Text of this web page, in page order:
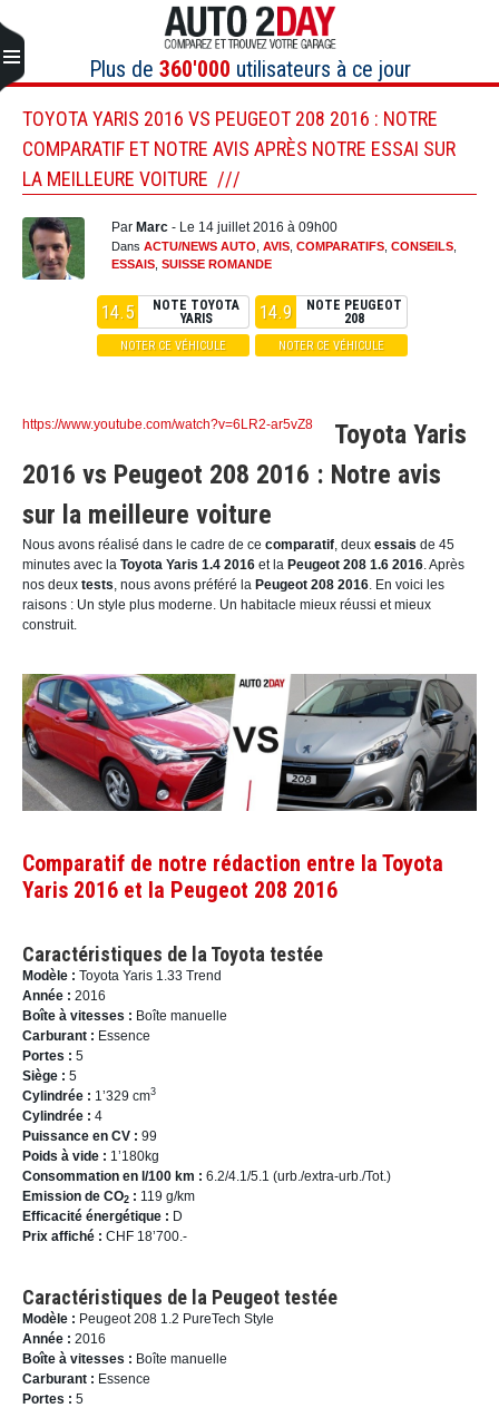
au
contenu
Plus de 360'000 utilisateurs à ce jour
TOYOTA YARIS 2016 VS PEUGEOT 208 2016 : NOTRE
COMPARATIF ET NOTRE AVIS APRÈS NOTRE ESSAI SUR
LA MEILLEURE VOITURE
Par Marc - Le 14 juillet 2016 à 09h00
Dans ACTU/NEWS AUTO AVIS COMPARATIFS CONSEILS
ESSAIS SUISSE ROMANDE
14.5
NOTE TOYOTA
YARIS
NOTER CE VÉHICULE
14.9
NOTE PEUGEOT
208
NOTER CE VÉHICULE
https://www.youtube.com/watch?v=6LR2-ar5vZ8
Toyota Yaris
2016 vs Peugeot 208 2016 : Notre avis
sur la meilleure voiture
Nous avons réalisé dans le cadre de ce comparatif, deux essais de 45
minutes avec la Toyota Yaris 1.4 2016 et la Peugeot 208 1.6 2016. Après
nos deux tests, nous avons préféré la Peugeot 208 2016. En voici les
raisons : Un style plus moderne. Un habitacle mieux réussi et mieux
construit.
Comparatif de notre rédaction entre la Toyota
Yaris 2016 et la Peugeot 208 2016
Caractéristiques de la Toyota testée
Modèle : Toyota Yaris 1.33 Trend
Année : 2016
Boîte à vitesses : Boîte manuelle
Carburant : Essence
Portes : 5
Siège : 5
Cylindrée : 1’329 cm3
Cylindrée : 4
Puissance en CV : 99
Poids à vide : 1’180kg
Consommation en l/100 km : 6.2/4.1/5.1 (urb./extra-urb./Tot.)
Emission de CO2 : 119 g/km
Efficacité énergétique : D
Prix affiché : CHF 18’700.-
Caractéristiques de la Peugeot testée
Modèle : Peugeot 208 1.2 PureTech Style
Année : 2016
Boîte à vitesses : Boîte manuelle
Carburant : Essence
Portes : 5